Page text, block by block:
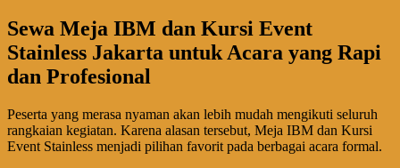
Sewa Meja IBM dan Kursi Event
Stainless Jakarta untuk Acara yang Rapi
dan Profesional
Peserta yang merasa nyaman akan lebih mudah mengikuti seluruh
rangkaian kegiatan. Karena alasan tersebut, Meja IBM dan Kursi
Event Stainless menjadi pilihan favorit pada berbagai acara formal.